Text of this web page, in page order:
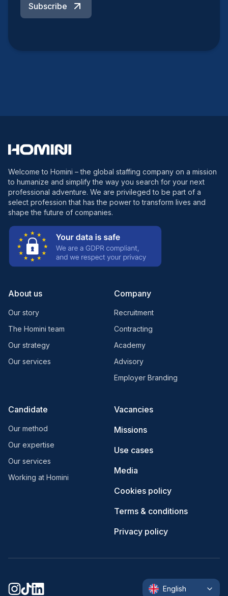
Subscribe
Welcome to Homini – the global staffing company on a mission
to humanize and simplify the way you search for your next
professional adventure. We are privileged to be part of a
select profession that has the power to transform lives and
shape the future of companies.
About us
Our story
The Homini team
Our strategy
Our services
Company
Recruitment
Contracting
Academy
Advisory
Employer Branding
Candidate
Our method
Our expertise
Our services
Working at Homini
Vacancies
Missions
Use cases
Media
Cookies policy
Terms & conditions
Privacy policy
English